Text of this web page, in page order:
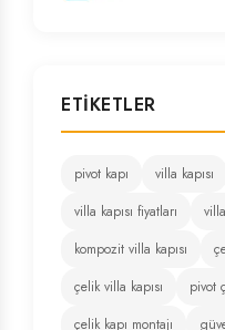
ETIKETLER
pivot kapı villa kapısı
villa kapısı fiyatları
kompozit villa kapısı
çelik villa kapısı
pivot
çelik kapı montajı